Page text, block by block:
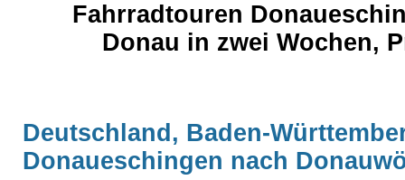
Fahrradtouren
Donau in zwei Wochen,
Deutschland, Baden-
Donaueschingen nach